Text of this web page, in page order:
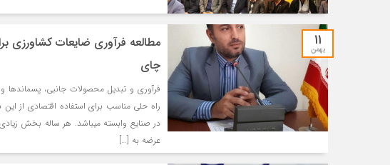
۱۱
بهمن
مطالعه فرآوری ضایعات کشاورزی
چای
فرآوری و تبدیل محصولات جانبی، پسماندها
راه حلی مناسب برای استفاده اقتصادی از
در صنایع وابسته میباشد. هر ساله بخش
عرضه به […]